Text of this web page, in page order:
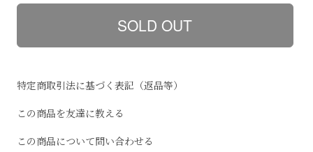
特定商取引法に基づく表記（返品等）
この商品を友達に教える
この商品について問い合わせる